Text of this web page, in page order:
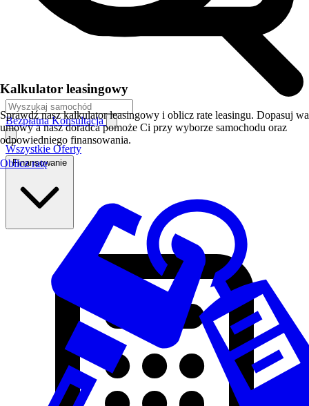
Bezpłatna Konsultacja
Wszystkie Oferty
Finansowanie
Kalkulator leasingowy
Sprawdź nasz kalkulator leasingowy i oblicz rate leasingu. Dopasuj
umowy a nasz doradca pomoże Ci przy wyborze samochodu oraz
odpowiedniego finansowania.
Oblicz ratę